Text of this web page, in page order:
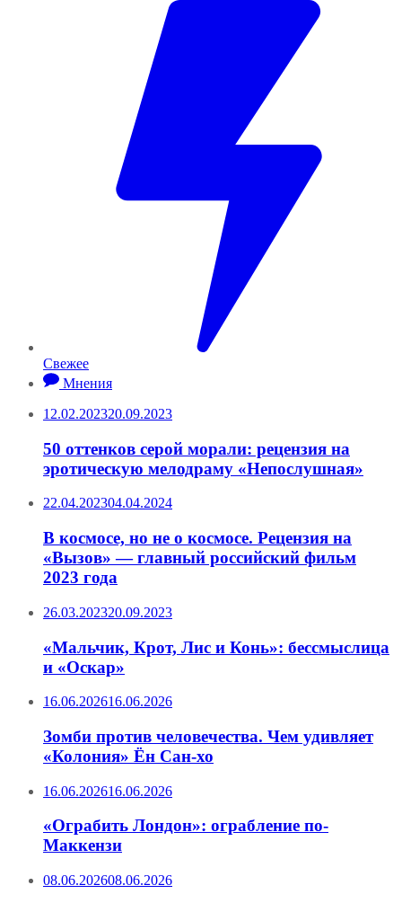
Свежее
Мнения
12.02.202320.09.2023
50 оттенков серой морали: рецензия на
эротическую мелодраму «Непослушная»
22.04.202304.04.2024
В космосе, но не о космосе. Рецензия на
«Вызов» — главный российский фильм
2023 года
26.03.202320.09.2023
«Мальчик, Крот, Лис и Конь»: бессмыслица
и «Оскар»
16.06.202616.06.2026
Зомби против человечества. Чем удивляет
«Колония» Ён Сан-хо
16.06.202616.06.2026
«Ограбить Лондон»: ограбление по-
Маккензи
08.06.202608.06.2026